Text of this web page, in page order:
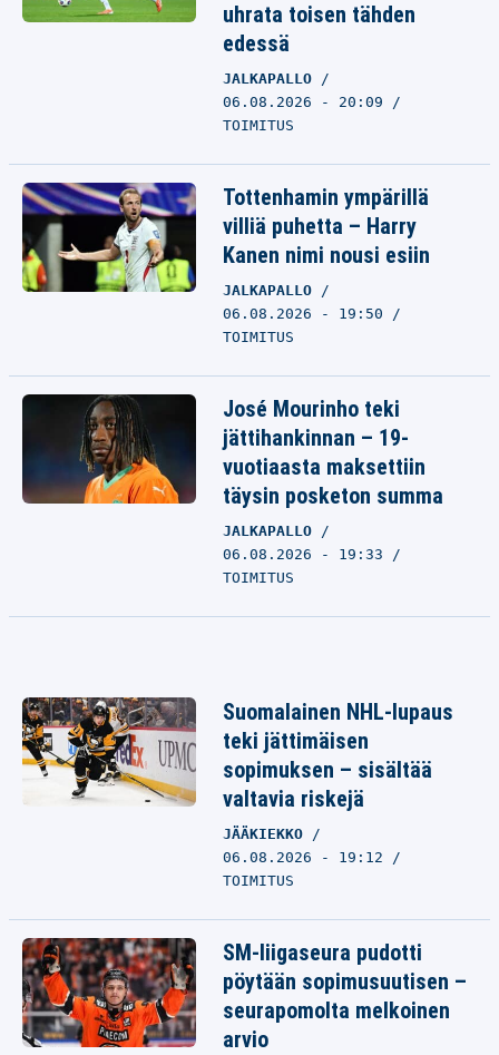
uhrata toisen tähden
edessä
JALKAPALLO
06.08.2026 - 20:09
TOIMITUS
Tottenhamin ympärillä
villiä puhetta – Harry
Kanen nimi nousi esiin
JALKAPALLO
06.08.2026 - 19:50
TOIMITUS
José Mourinho teki
jättihankinnan – 19-
vuotiaasta maksettiin
täysin posketon summa
JALKAPALLO
06.08.2026 - 19:33
TOIMITUS
Suomalainen NHL-lupaus
teki jättimäisen
sopimuksen – sisältää
valtavia riskejä
JÄÄKIEKKO
06.08.2026 - 19:12
TOIMITUS
SM-liigaseura pudotti
pöytään sopimusuutisen –
seurapomolta melkoinen
arvio